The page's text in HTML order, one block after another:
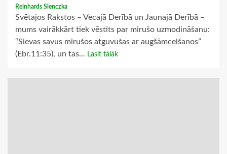
Reinhards Slenczka
Svētajos Rakstos – Vecajā Derībā un Jaunajā Derībā –
mums vairākkārt tiek vēstīts par mirušo uzmodināšanu:
“Sievas savus mirušos atguvušas ar augšāmcelšanos”
(Ebr.11:35), un tas... Lasīt tālāk